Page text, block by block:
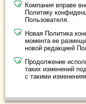
Компания вправе
Политику
Пользователя.
Новая Политика
момента ее
новой редакцией
Продолжение
таких изменений
с такими